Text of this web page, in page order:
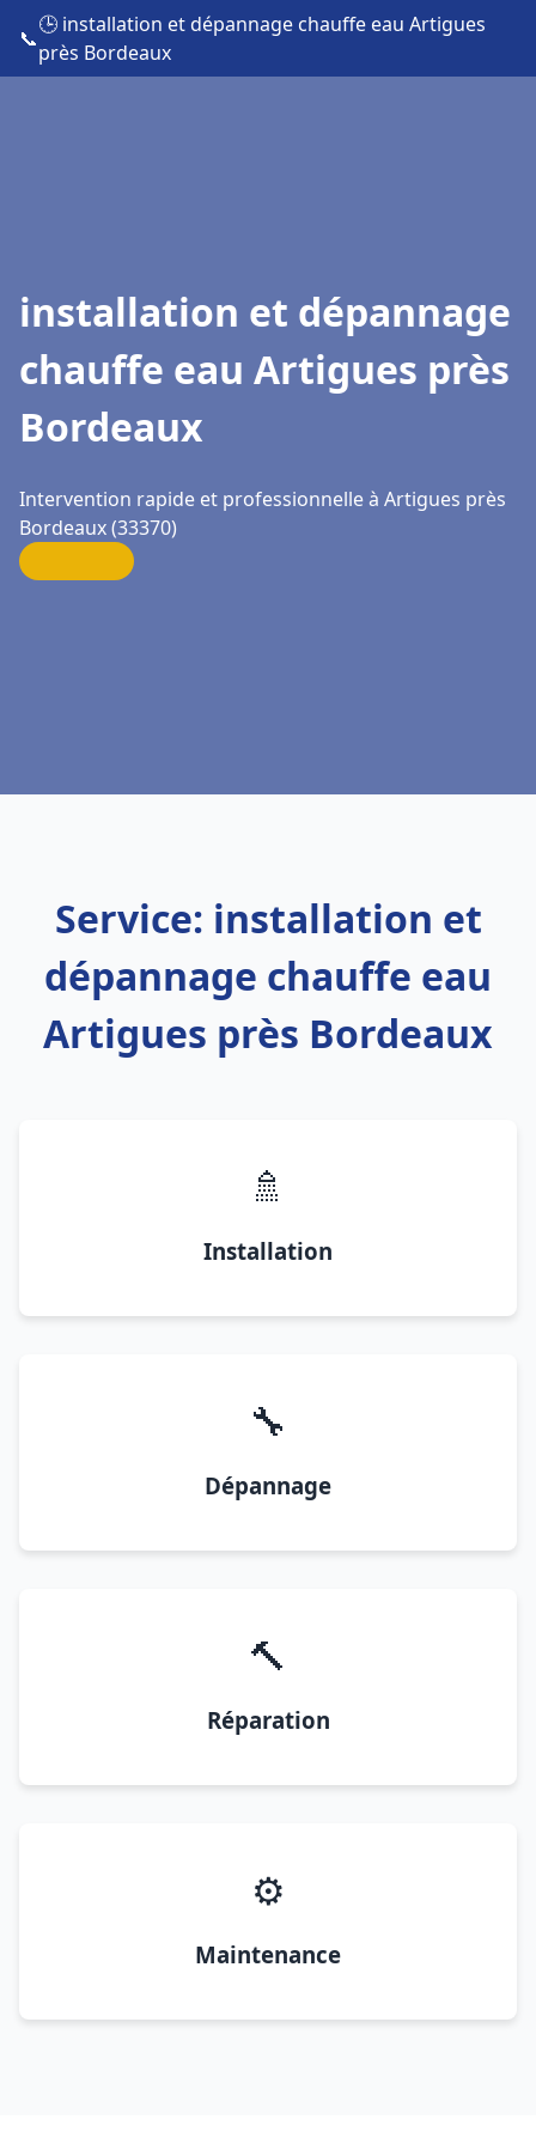
📞
🕒 installation et dépannage chauffe eau Artigues
près Bordeaux
installation et dépannage
chauffe eau Artigues près
Bordeaux
Intervention rapide et professionnelle à Artigues près
Bordeaux (33370)
Service: installation et
dépannage chauffe eau
Artigues près Bordeaux
🚿
Installation
🔧
Dépannage
🔨
Réparation
⚙️
Maintenance